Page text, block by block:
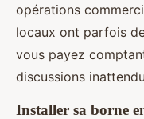
opérations
locaux ont parfois
vous payez
discussions
Installer sa borne